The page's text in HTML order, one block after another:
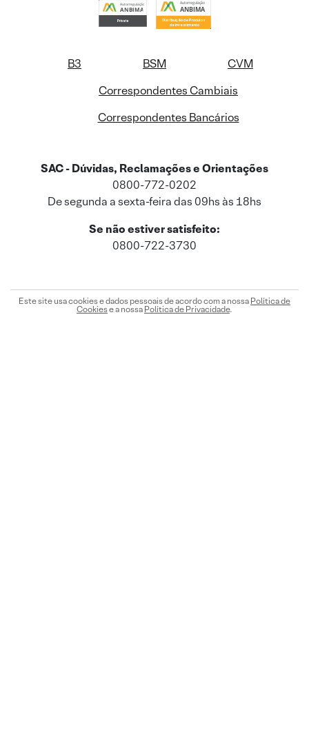
B3 BSM
CVM
Correspondentes Cambiais
Correspondentes Bancários
SAC - Dúvidas, Reclamações e Orientações
0800-772-0202
De segunda a sexta-feira das 09hs às 18hs
Se não estiver satisfeito:
0800-722-3730
Este site usa cookies e dados pessoais de acordo com a nossa Política de
Cookiese a nossa Política de Privacidade.